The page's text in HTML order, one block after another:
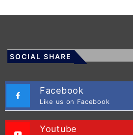
SOCIAL SHARE
Facebook
Like us on Facebook
Youtube